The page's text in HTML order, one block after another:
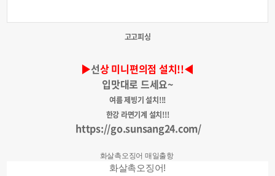
고고피싱
▶선상 미니편의점 설치!!◀
입맛대로 드세요~
여름 제빙기 설치!!!
한강 라면기계 설치!!!
https://go.sunsang24.com/
화살촉오징어 매일출항
화살촉오징어!